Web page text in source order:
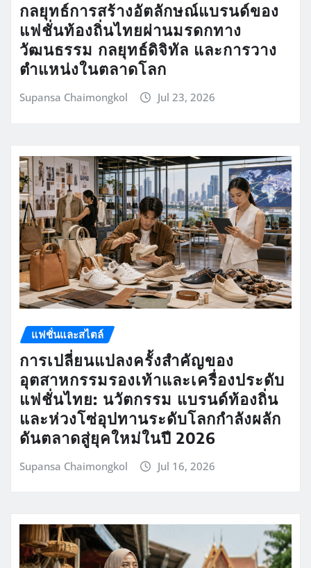
กลยุทธ์การสร้างอัตลักษณ์แบรนด์ของ
แฟชั่นท้องถิ่นไทยผ่านมรดกทาง
วัฒนธรรม กลยุทธ์ดิจิทัล และการวาง
ตำแหน่งในตลาดโลก
Supansa Chaimongkol Jul 23, 2026
แฟชั่นและสไตล์
การเปลี่ยนแปลงครั้งสำคัญของ
อุตสาหกรรมรองเท้าและเครื่องประดับ
แฟชั่นไทย: นวัตกรรม แบรนด์ท้องถิ่น
และห่วงโซ่อุปทานระดับโลกกำลังผลัก
ดันตลาดสู่ยุคใหม่ในปี 2026
Supansa Chaimongkol Jul 16, 2026